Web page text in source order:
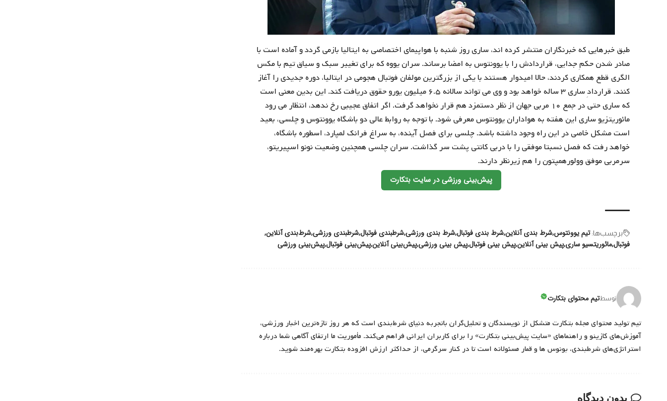
طبق خبرهایی که خبرنگاران منتشر کرده اند، ساری روز شنبه با هواپیمای اختصاصی به ایتالیا بازمی گردد و آماده است با
صادر شدن حکمِ جدایی، قراردادش را با یوونتوس به امضا برساند. سران یووه که برای تغییر سبک و سیاق تیم با مکس
الگری قطع همکاری کردند، حالا امیدوار هستند با یکی از بزرگترین مولفان فوتبال هجومی در ایتالیا، دوره جدیدی را آغاز
کنند. قراردادِ ساری ۳ ساله خواهد بود و وی می تواند سالانه ۶.۵ میلیون یورو حقوق دریافت کند. این بدین معنی است
که ساری حتی در جمع ۱۰ مربی جهان از نظر دستمزد هم قرار نخواهد گرفت. اگر اتفاق عجیبی رخ ندهد، انتظار می رود
مائوریتزیو ساری این هفته به هواداران یوونتوس معرفی شود. با توجه به روابط عالی دو باشگاه یوونتوس و چلسی، بعید
است مشکل خاصی در این راه وجود داشته باشد. چلسی برای فصل آینده، به سراغ فرانک لمپارد، اسطوره باشگاه،
خواهد رفت که فصل نسبتا موفقی را با دربی کانتی پشت سر گذاشت. سران چلسی همچنین وضعیت نونو اسپیریتو،
سرمربی موفق وولورهمپتون را هم زیرنظر دارند.
پیش‌بینی ورزشی در سایت بتکارت
برچسب‌‌ها: تیم یوونتوسشرط بندی آنلاینشرط بندی فوتبالشرط بندی ورزشیشرطبندی فوتبالشرطبندی ورزشیشرط‌بندی آنلاین
فوتبالمائوریتسیو ساریپیش بینی آنلاینپیش بینی فوتبالپیش بینی ورزشیپیش‌بینی آنلاینپیش‌بینی فوتبالپیش‌بینی ورزشی
توسطتیم محتوای بتکارت
تیم تولید محتوای مجله بتکارت متشکل از نویسندگان و تحلیل‌گران باتجربه دنیای شرط‌بندی است که هر روز تازه‌ترین اخبار ورزشی،
آموزش‌های کازینو و راهنماهای «سایت پیش‌بینی بتکارت» را برای کاربران ایرانی فراهم می‌کند. مأموریت ما ارتقای آگاهی شما درباره
استراتژی‌های شرطبندی، بونوس ها و قمار مسئولانه است تا در کنار سرگرمی، از حداکثر ارزش افزوده بتکارت بهره‌مند شوید.
بدون دیدگاه